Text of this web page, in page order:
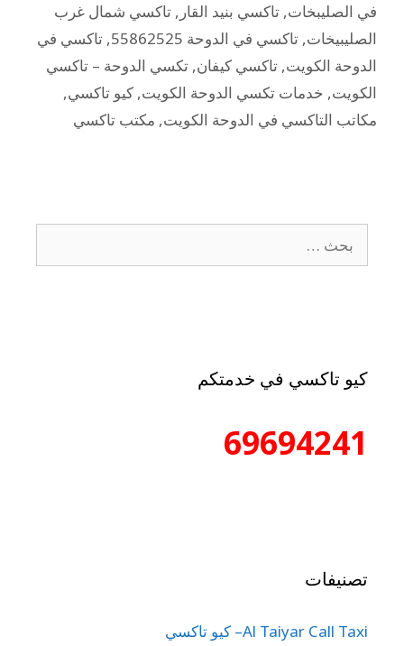
في الصليبخات, تاكسي بنيد القار , تاكسي شمال غرب
الصليبيخات, تاكسي في الدوحة 55862525 , تاكسي في
الدوحة الكويت, تاكسي كيفان, تكسي الدوحة – تاكسي
الكويت, خدمات تكسي الدوحة الكويت, كيو تاكسي,
مكاتب التاكسي في الدوحة الكويت, مكتب تاكسي
كيو تاكسي في خدمتكم
69694241
تصنيفات
Al Taiyar Call Taxi– كيو تاكسي